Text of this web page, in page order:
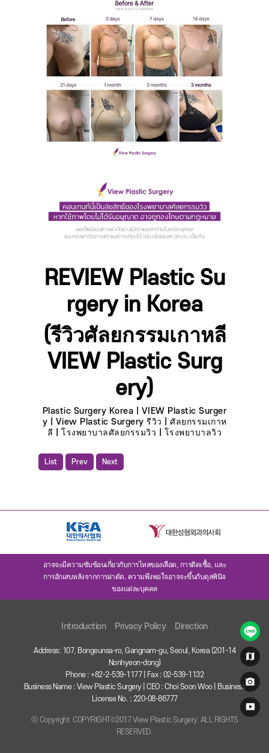
REVIEW Plastic Su
rgery in Korea
(รีวิวศัลยกรรมเกาหลี
VIEW Plastic Surg
ery)
Plastic Surgery Korea | VIEW Plastic Surger
y | View Plastic Surgery รีวิว | ศัลยกรรมเกาห
ลี | โรงพยาบาลศัลยกรรมวิว | โรงพยาบาลวิว
List Prev Next
อาจจะมีความซับซ้อนเกี่ยวกับการไหลของเลือด, การติดเชื้อ, และ
การอักเสบหลังจากการผ่าตัด. ความพึงพอใจอาจจะขึ้นกับดุลพินิจ
ของแต่ละบุคคล
Introduction Privacy Policy Direction
Address: 107, Bongeunsa-ro, Gangnam-gu, Seoul, Korea (201-14
Nonhyeon-dong)
Phone : +82-2-539-1177 | Fax : 02-539-1132
Business Name : View Plastic Surgery | CEO : Choi Soon Woo | Business
License No. : 220-08-86777
ⓒ Copyright COPYRIGHT©2017 View Plastic Surgery. ALL RIGHTS
RESERVED.